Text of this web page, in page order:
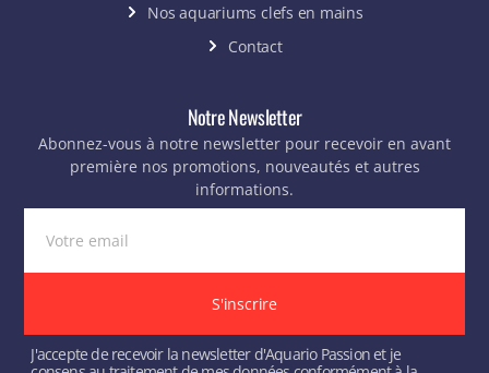
Nos aquariums clefs en mains
Contact
Notre Newsletter
Abonnez-vous à notre newsletter pour recevoir en avant
première nos promotions, nouveautés et autres
informations.
J'accepte de recevoir la newsletter d'Aquario Passion et je
S'inscrire